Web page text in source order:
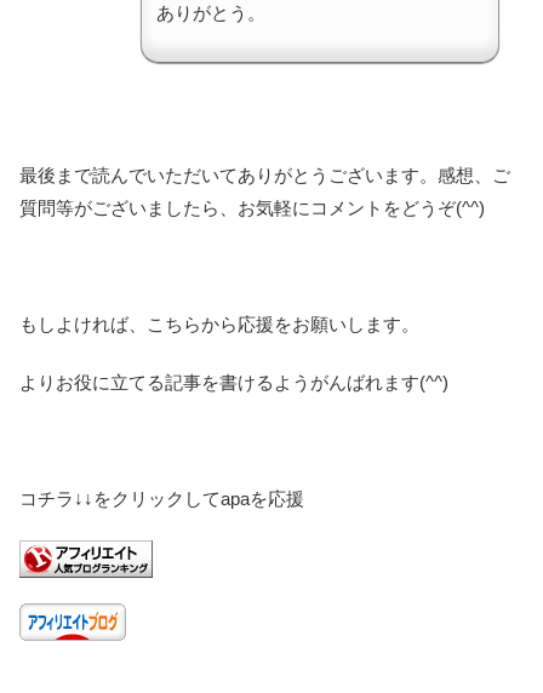
ありがとう。
最後まで読んでいただいてありがとうございます。感想、ご
質問等がございましたら、お気軽にコメントをどうぞ(^^)
もしよければ、こちらから応援をお願いします。
よりお役に立てる記事を書けるようがんばれます(^^)
コチラ↓↓をクリックしてapaを応援